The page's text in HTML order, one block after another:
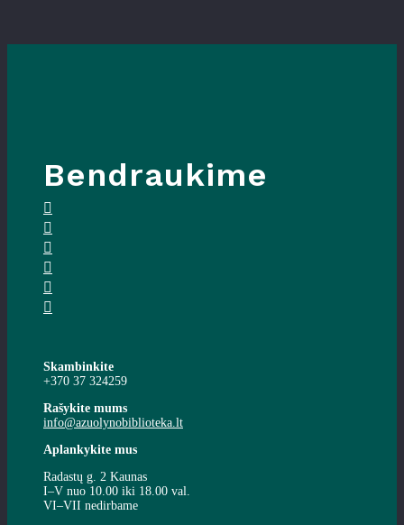
Bendraukime
Skambinkite
+370 37 324259
Rašykite mums
info@azuolynobiblioteka.lt
Aplankykite mus
Radastų g. 2 Kaunas
I–V nuo 10.00 iki 18.00 val.
VI–VII nedirbame